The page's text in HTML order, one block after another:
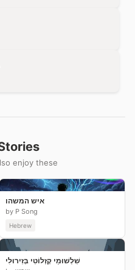
enjoy these
איש המשהו
by P Song
Hebrew
שִׁלְשׁוּמֵי קָזְלוֹטִי בְּזִירוּלִי